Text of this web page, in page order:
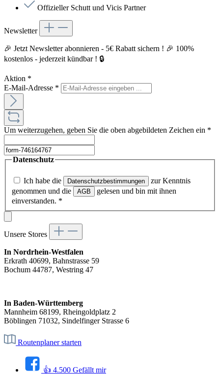
Offizieller Schutt und Vicis Partner
Newsletter
🎉 Jetzt Newsletter abonnieren - 5€ Rabatt sichern ! 🎉 100%
kostenlos - jederzeit kündbar ! 🔒
Aktion *
E-Mail-Adresse *
Um weiterzugehen, geben Sie die oben abgebildeten Zeichen ein *
Datenschutz
Ich habe die Datenschutzbestimmungen
zur Kenntnis
genommen und die
AGB
gelesen und bin mit ihnen
einverstanden. *
Unsere Stores
In Nordrhein-Westfalen
Erkrath 40699, Bahnstrasse 59
Bochum 44787, Westring 47
In Baden-Württemberg
Mannheim 68199, Rheingoldplatz 2
Böblingen 71032, Sindelfinger Strasse 6
Routenplaner starten
👍 4.500 Gefällt mir